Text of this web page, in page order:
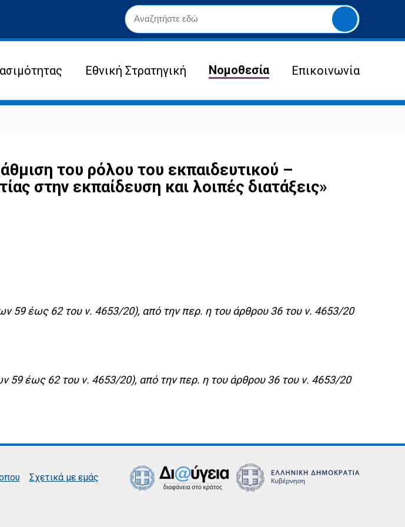
Yποβολή
αναζήτησης
Εθνική Στρατηγική Νομοθεσία Επικοινωνία
του ρόλου του εκπαιδευτικού –
στην εκπαίδευση και λοιπές διατάξεις»
59 έως 62 του ν. 4653/20), από την περ. η του άρθρου 36 του ν. 4653/20
έως 62 του ν. 4653/20), από την περ. η του άρθρου 36 του ν. 4653/20
Σχετικά με εμάς